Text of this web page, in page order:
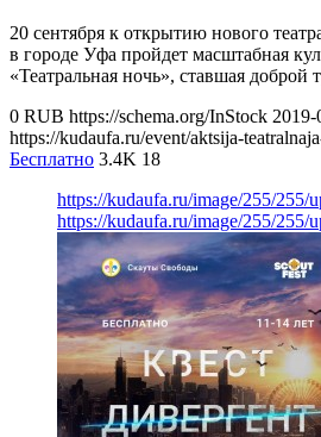
20 сентября к открытию нового
в городе Уфа пройдет масштабная
«Театральная ночь», ставшая доброй
0 RUB https://schema.org/InStock
https://kudaufa.ru/event/aktsija-
Бесплатно 3.4K 18
https://kudaufa.ru/image/255/255/
https://kudaufa.ru/image/255/255/